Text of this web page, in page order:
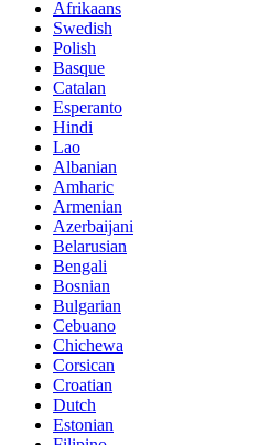
Afrikaans
Swedish
Polish
Basque
Catalan
Esperanto
Hindi
Lao
Albanian
Amharic
Armenian
Azerbaijani
Belarusian
Bengali
Bosnian
Bulgarian
Cebuano
Chichewa
Corsican
Croatian
Dutch
Estonian